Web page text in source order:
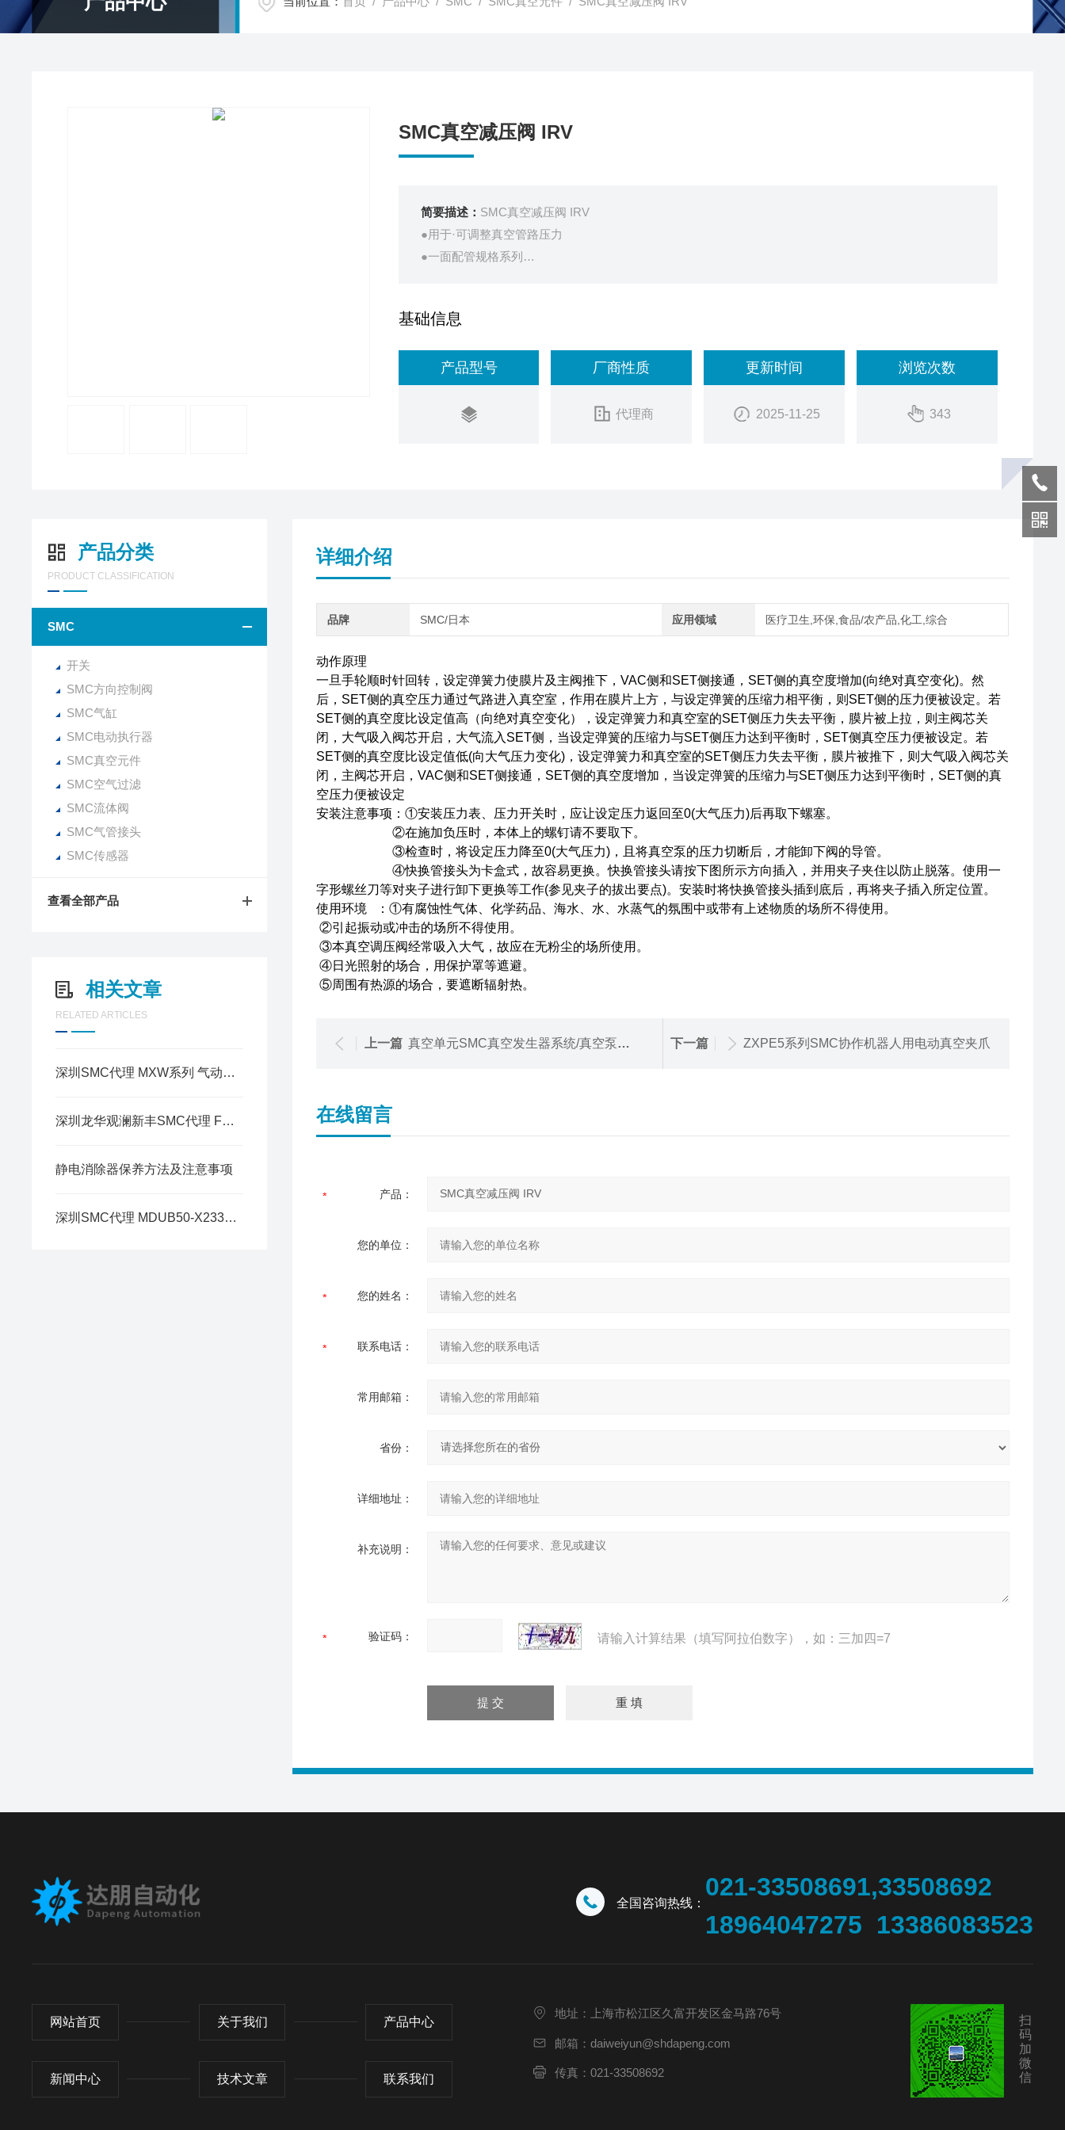
SMC真空减压阀 IRV
简要描述： SMC真空减压阀 IRV
●用于·可调整真空管路压力
●一面配管规格系列
●附件夹子使压力计或数字式压力开关容易安装/拆卸
●压力计或数字式压力开关的安装角度(每60°有一个安装位置)变更容易
基础信息
产品型号 厂商性质
代理商
更新时间
2025-11-25
浏览次数
343
产品分类
PRODUCT CLASSIFICATION
SMC
开关
SMC方向控制阀
SMC气缸
SMC电动执行器
SMC真空元件
SMC空气过滤
SMC流体阀
SMC气管接头
SMC传感器
查看全部产品
相关文章
RELATED ARTICLES
深圳SMC代理 MXW系列 气动滑台
深圳龙华观澜新丰SMC代理 FGD 系列 工业用过滤器
静电消除器保养方法及注意事项
深圳SMC代理 MDUB50-X2334 系列 夹具用气缸 L型托架简介
详细介绍
品牌 SMC/日本 应用领域 医疗卫生,环保,食品/农产品,化工,综合
动作原理
一旦手轮顺时针回转，设定弹簧力使膜片及主阀推下，VAC侧和SET侧接通，SET侧的真空度增加(向绝对真空变化)。然
后，SET侧的真空压力通过气路进入真空室，作用在膜片上方，与设定弹簧的压缩力相平衡，则SET侧的压力便被设定。若
SET侧的真空度比设定值高（向绝对真空变化），设定弹簧力和真空室的SET侧压力失去平衡，膜片被上拉，则主阀芯关
闭，大气吸入阀芯开启，大气流入SET侧，当设定弹簧的压缩力与SET侧压力达到平衡时，SET侧真空压力便被设定。若
SET侧的真空度比设定值低(向大气压力变化)，设定弹簧力和真空室的SET侧压力失去平衡，膜片被推下，则大气吸入阀芯关
闭，主阀芯开启，VAC侧和SET侧接通，SET侧的真空度增加，当设定弹簧的压缩力与SET侧压力达到平衡时，SET侧的真
空压力便被设定
安装注意事项：①安装压力表、压力开关时，应让设定压力返回至0(大气压力)后再取下螺塞。
②在施加负压时，本体上的螺钉请不要取下。
③检查时，将设定压力降至0(大气压力)，且将真空泵的压力切断后，才能卸下阀的导管。
④快换管接头为卡盒式，故容易更换。快换管接头请按下图所示方向插入，并用夹子夹住以防止脱落。使用一
字形螺丝刀等对夹子进行卸下更换等工作(参见夹子的拔出要点)。安装时将快换管接头插到底后，再将夹子插入所定位置。
使用环境 ：①有腐蚀性气体、化学药品、海水、水、水蒸气的氛围中或带有上述物质的场所不得使用。
②引起振动或冲击的场所不得使用。
③本真空调压阀经常吸入大气，故应在无粉尘的场所使用。
④日光照射的场合，用保护罩等遮避。
⑤周围有热源的场合，要遮断辐射热。
上一篇 真空单元SMC真空发生器系统/真空泵系统 ZK2□A 下一篇 ZXPE5系列SMC协作机器人用电动真空夹爪
在线留言
产品：
您的单位：
您的姓名：
联系电话：
常用邮箱：
省份：
详细地址：
补充说明：
验证码： 请输入计算结果（填写阿拉伯数字），如：三加四=7
全国咨询热线：
021-33508691,33508692
18964047275 13386083523
网站首页 关于我们 产品中心
新闻中心 技术文章 联系我们
地址：上海市松江区久富开发区金马路76号
邮箱：daiweiyun@shdapeng.com
传真：021-33508692
扫
码
加
微
信